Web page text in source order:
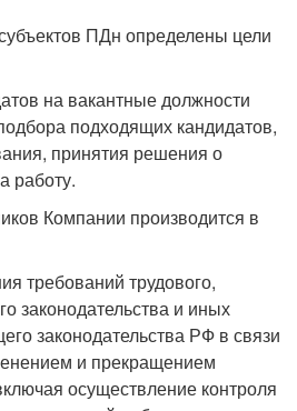
ПДн определены цели
на вакантные должности
подходящих кандидатов,
принятия решения о
работу.
Компании производится в
требований трудового,
законодательства и иных
законодательства РФ в связи
и прекращением
осуществление контроля